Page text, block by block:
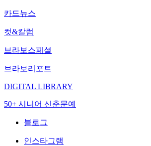
카드뉴스
컷&칼럼
브라보스페셜
브라보리포트
DIGITAL LIBRARY
50+ 시니어 신춘문예
블로그
인스타그램